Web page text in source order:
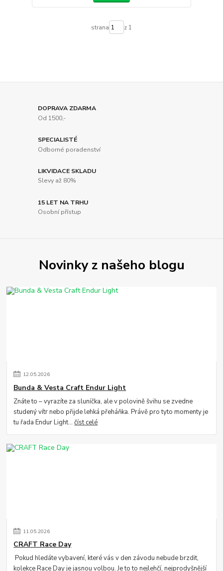
strana z 1
DOPRAVA ZDARMA
Od 1500,-
SPECIALISTÉ
Odborné poradenství
LIKVIDACE SKLADU
Slevy až 80%
15 LET NA TRHU
Osobní přístup
Novinky z našeho blogu
12.05.2026
Bunda & Vesta Craft Endur Light
Znáte to – vyrazíte za sluníčka, ale v polovině švihu se zvedne
studený vítr nebo přijde lehká přeháňka. Právě pro tyto momenty je
tu řada Endur Light...číst celé
11.05.2026
CRAFT Race Day
Pokud hledáte vybavení, které vás v den závodu nebude brzdit,
kolekce Race Day je jasnou volbou. Je to to nejlehčí, nejprodyšnější